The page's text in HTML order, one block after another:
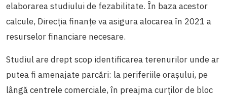
elaborarea studiului de fezabilitate. În baza acestor
calcule, Direcția finanțe va asigura alocarea în 2021 a
resurselor financiare necesare.
Studiul are drept scop identificarea terenurilor unde ar
putea fi amenajate parcări: la periferiile orașului, pe
lângă centrele comerciale, în preajma curților de bloc